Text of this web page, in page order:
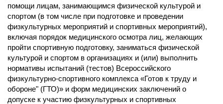
помощи лицам, занимающимся физической культурой и
спортом (в том числе при подготовке и проведении
физкультурных мероприятий и спортивных мероприятий),
включая порядок медицинского осмотра лиц, желающих
пройти спортивную подготовку, заниматься физической
культурой и спортом в организациях и (или) выполнить
нормативы испытаний (тестов) Всероссийского
физкультурно-спортивного комплекса «Готов к труду и
обороне" (ГТО)» и форм медицинских заключений о
допуске к участию физкультурных и спортивных